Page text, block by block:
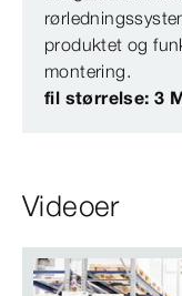
produktet og
montering.
fil størrelse: 3
Videoer